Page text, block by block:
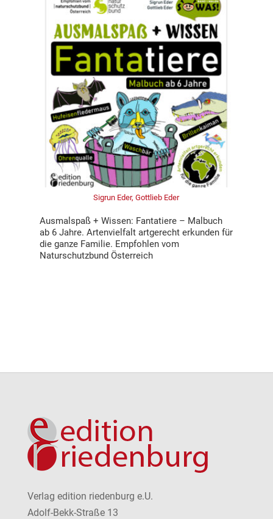
Sigrun Eder, Gottlieb Eder
Ausmalspaß + Wissen: Fantatiere – Malbuch
ab 6 Jahre. Artenvielfalt artgerecht erkunden für
die ganze Familie. Empfohlen vom
Naturschutzbund Österreich
Verlag edition riedenburg e.U.
Adolf-Bekk-Straße 13